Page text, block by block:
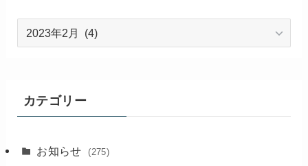
過
カテゴリー
お知らせ (275)